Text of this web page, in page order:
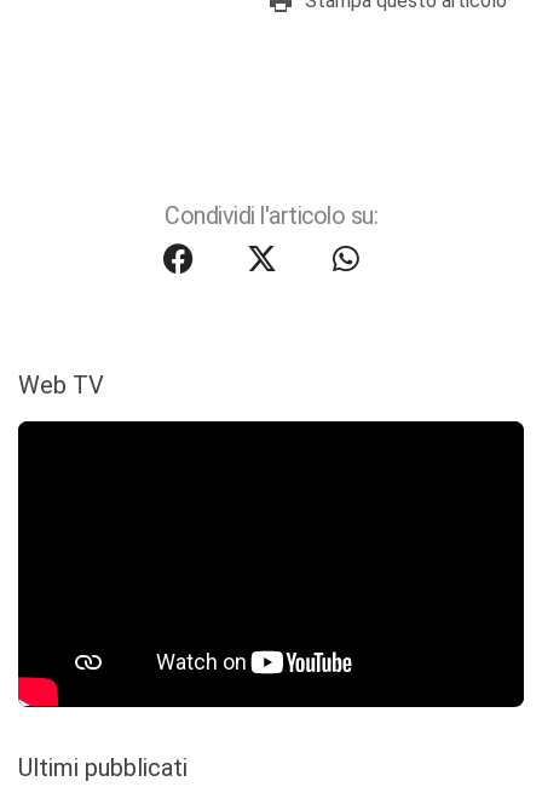
Condividi l'articolo su:
Web TV
Ultimi pubblicati